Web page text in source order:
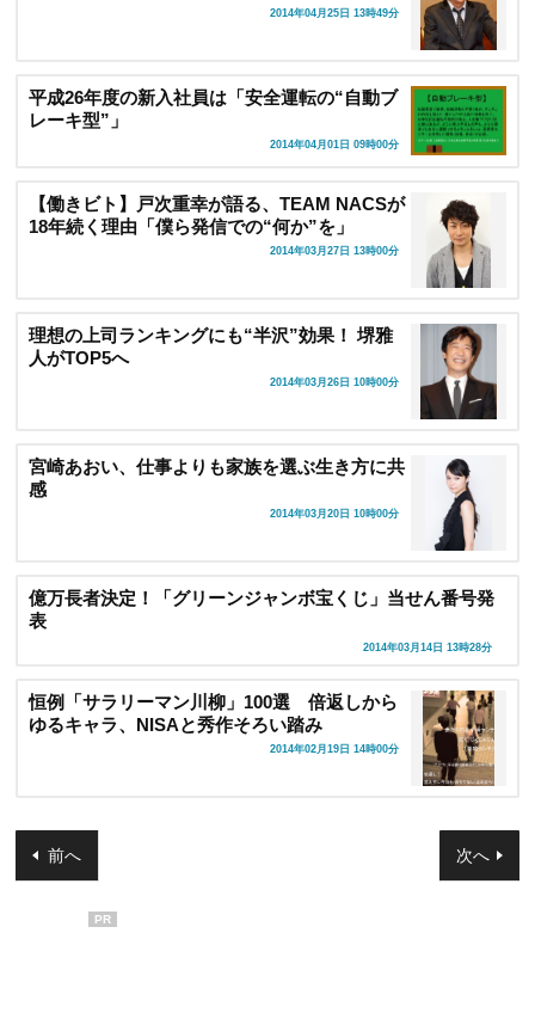
2014年04月25日 13時49分
平成26年度の新入社員は「安全運転の“自動ブ
レーキ型”」
2014年04月01日 09時00分
【働きビト】戸次重幸が語る、TEAM NACSが
18年続く理由「僕ら発信での“何か”を」
2014年03月27日 13時00分
理想の上司ランキングにも“半沢”効果！ 堺雅
人がTOP5へ
2014年03月26日 10時00分
宮崎あおい、仕事よりも家族を選ぶ生き方に共
感
2014年03月20日 10時00分
億万長者決定！「グリーンジャンボ宝くじ」当せん番号発
表
2014年03月14日 13時28分
恒例「サラリーマン川柳」100選 倍返しから
ゆるキャラ、NISAと秀作そろい踏み
2014年02月19日 14時00分
前へ 次へ
PR